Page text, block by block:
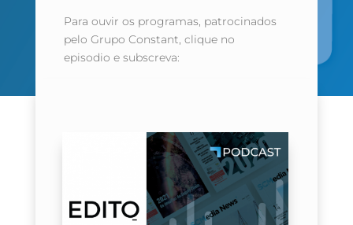
Para ouvir os programas, patrocinados
pelo Grupo Constant, clique no
episodio e subscreva: